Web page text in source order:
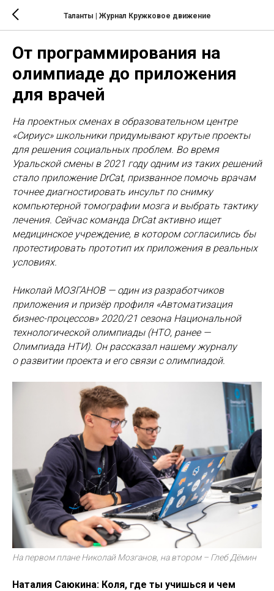
Таланты | Журнал Кружковое движение
От программирования на
олимпиаде до приложения
для врачей
На проектных сменах в образовательном центре
«Сириус» школьники придумывают крутые проекты
для решения социальных проблем. Во время
Уральской смены в 2021 году одним из таких решений
стало приложение DrCat, призванное помочь врачам
точнее диагностировать инсульт по снимку
компьютерной томографии мозга и выбрать тактику
лечения. Сейчас команда DrCat активно ищет
медицинское учреждение, в котором согласились бы
протестировать прототип их приложения в реальных
условиях.
Николай МОЗГАНОВ — один из разработчиков
приложения и призёр профиля «Автоматизация
бизнес-процессов» 2020/21 сезона Национальной
технологической олимпиады (НТО, ранее —
Олимпиада НТИ). Он рассказал нашему журналу
о развитии проекта и его связи с олимпиадой.
На первом плане Николай Мозганов, на втором – Глеб Дёмин
Наталия Саюкина: Коля, где ты учишься и чем